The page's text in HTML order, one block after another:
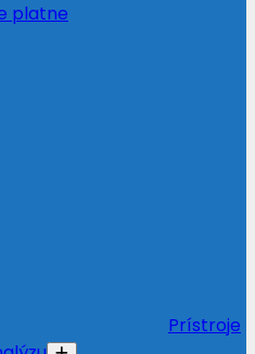
platne
Prístroje